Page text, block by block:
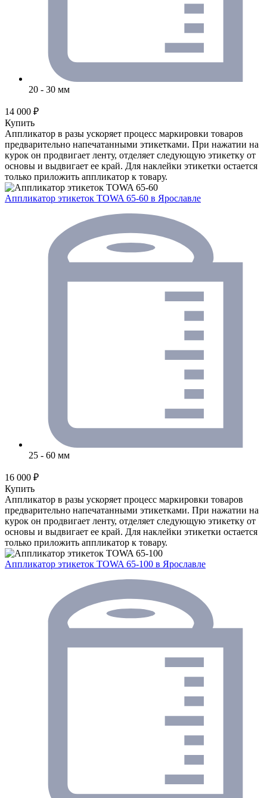
20 - 30 мм
14 000 ₽
Купить
Аппликатор в разы ускоряет процесс маркировки товаров
предварительно напечатанными этикетками. При нажатии на
курок он продвигает ленту, отделяет следующую этикетку от
основы и выдвигает ее край. Для наклейки этикетки остается
только приложить аппликатор к товару.
Аппликатор этикеток TOWA 65-60 в Ярославле
25 - 60 мм
16 000 ₽
Купить
Аппликатор в разы ускоряет процесс маркировки товаров
предварительно напечатанными этикетками. При нажатии на
курок он продвигает ленту, отделяет следующую этикетку от
основы и выдвигает ее край. Для наклейки этикетки остается
только приложить аппликатор к товару.
Аппликатор этикеток TOWA 65-100 в Ярославле